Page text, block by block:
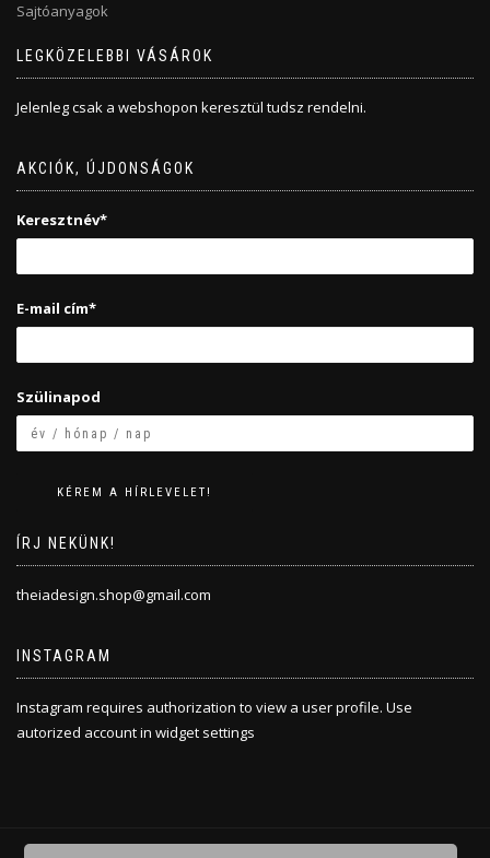
Sajtóanyagok
LEGKÖZELEBBI VÁSÁROK
Jelenleg csak a webshopon keresztül tudsz rendelni.
AKCIÓK, ÚJDONSÁGOK
Keresztnév*
E-mail cím*
Szülinapod
ÍRJ NEKÜNK!
theiadesign.shop@gmail.com
INSTAGRAM
Instagram requires authorization to view a user profile. Use
autorized account in widget settings